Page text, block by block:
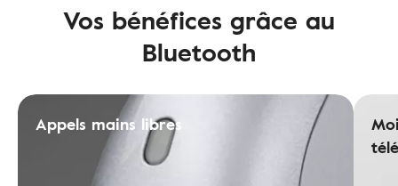
Vos bénéfices grâce au
Bluetooth
Appels mains libres